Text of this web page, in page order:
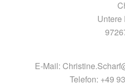
Untere
E-Mail:
Telefon: +49